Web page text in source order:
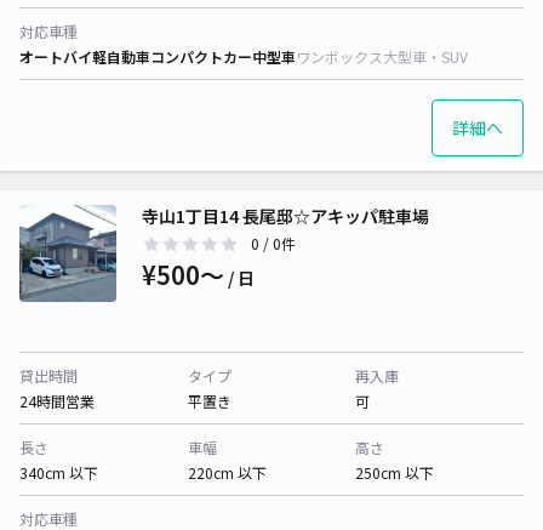
対応車種
オートバイ軽自動車コンパクトカー中型車ワンボックス大型車・SUV
詳細へ
寺山1丁目14 長尾邸☆アキッパ駐車場
0 / 0件
¥500〜 / 日
貸出時間
24時間営業
タイプ
平置き
再入庫
可
長さ
340cm 以下
車幅
220cm 以下
高さ
250cm 以下
対応車種